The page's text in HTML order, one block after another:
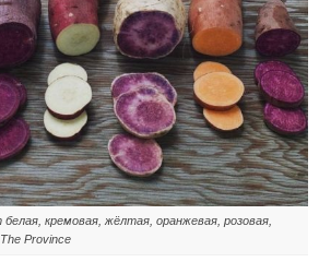
кремовая, жёлтая, оранжевая, розовая,
Province